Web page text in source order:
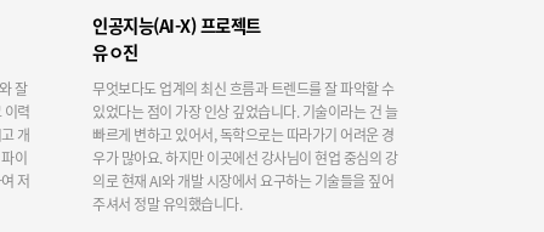
잘
이력
개
이
저
인공지능(AI-X) 프로젝트
유ㅇ진
무엇보다도 업계의 최신 흐름과 트렌드를 잘 파악할 수
있었다는 점이 가장 인상 깊었습니다. 기술이라는 건 늘
빠르게 변하고 있어서, 독학으로는 따라가기 어려운 경
우가 많아요. 하지만 이곳에선 강사님이 현업 중심의 강
의로 현재 AI와 개발 시장에서 요구하는 기술들을 짚어
주셔서 정말 유익했습니다.